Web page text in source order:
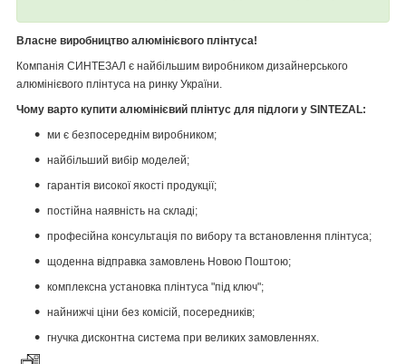
Власне виробництво алюмінієвого плінтуса!
Компанія СИНТЕЗАЛ є найбільшим виробником дизайнерського
алюмінієвого плінтуса на ринку України.
Чому варто купити алюмінієвий плінтус для підлоги у SINTEZAL:
ми є безпосереднім виробником;
найбільший вибір моделей;
гарантія високої якості продукції;
постійна наявність на складі;
професійна консультація по вибору та встановлення плінтуса;
щоденна відправка замовлень Новою Поштою;
комплексна установка плінтуса "під ключ";
найнижчі ціни без комісій, посередників;
гнучка дисконтна система при великих замовленнях.